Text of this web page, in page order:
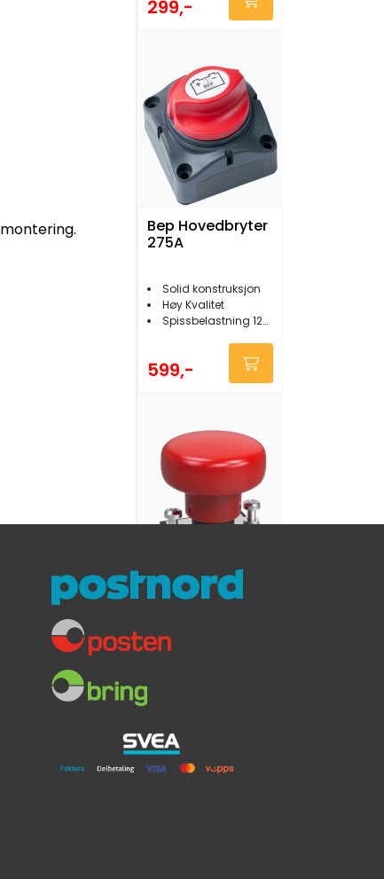
299,-
Bep Hovedbryter
275A
Solid konstruksjon
Høy Kvalitet
Spissbelastning 1250A
599,-
SE30/SE40/SE60-12V/SE80-24V